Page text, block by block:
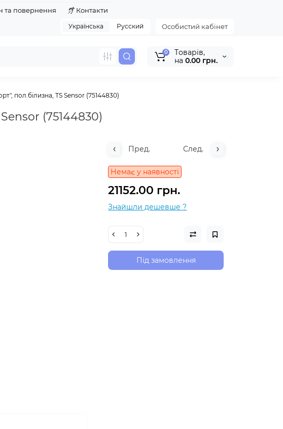
та повернення
Контакти
Особистий кабінет
Українська Русский
0
Tоварів,
на 0.00 грн.
пол.білизна, TS Sensor (75144830)
(75144830)
Пред. След.
Немає у наявності
21152.00 грн.
Знайшли дешевше ?
Під замовлення